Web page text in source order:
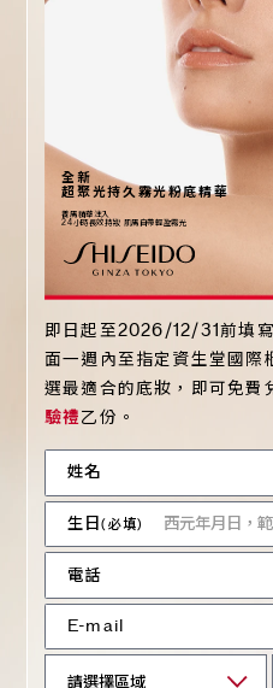
全新
超聚光持久霧光粉底精華
養膚精華注入
24小時長效持妝 肌膚自帶輕盈霧光
即日起至2026/12/31前填
面一週內至指定資生堂國際
選最適合的底妝，即可免費
驗禮 乙份。